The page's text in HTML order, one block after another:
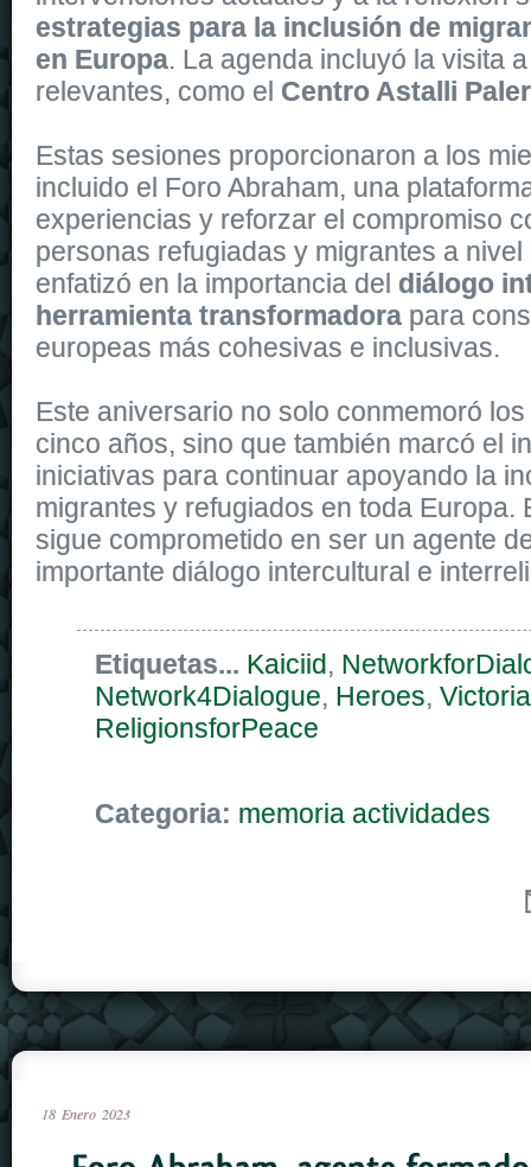
estrategias para la inclusión de
en Europa. La agenda incluyó la visita
relevantes, como el Centro Astalli
Estas sesiones proporcionaron a los
incluido el Foro Abraham, una
experiencias y reforzar el compromiso
personas refugiadas y migrantes a
enfatizó en la importancia del diálogo
herramienta transformadora para
europeas más cohesivas e inclusivas.
Este aniversario no solo conmemoró
cinco años, sino que también marcó el
iniciativas para continuar apoyando la
migrantes y refugiados en toda Europa.
sigue comprometido en ser un agente
importante diálogo intercultural e
Etiquetas... Kaiciid,
Network4Dialogue, Heroes, Victoria
ReligionsforPeace
Categoria: memoria actividades
18 Enero 2023